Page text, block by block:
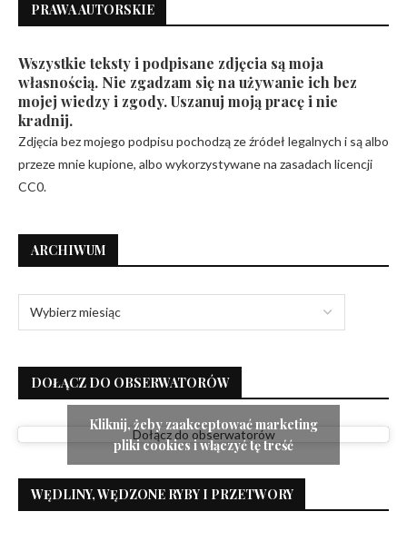
PRAWA AUTORSKIE
Wszystkie teksty i podpisane zdjęcia są moja
własnością. Nie zgadzam się na używanie ich bez
mojej wiedzy i zgody. Uszanuj moją pracę i nie
kradnij.
Zdjęcia bez mojego podpisu pochodzą ze źródeł legalnych i są albo
przeze mnie kupione, albo wykorzystywane na zasadach licencji
CC0.
ARCHIWUM
DOŁĄCZ DO OBSERWATORÓW
Dołącz do obserwatorów
Kliknij, żeby zaakceptować marketing
pliki cookies i włączyć tę treść
WĘDLINY, WĘDZONE RYBY I PRZETWORY